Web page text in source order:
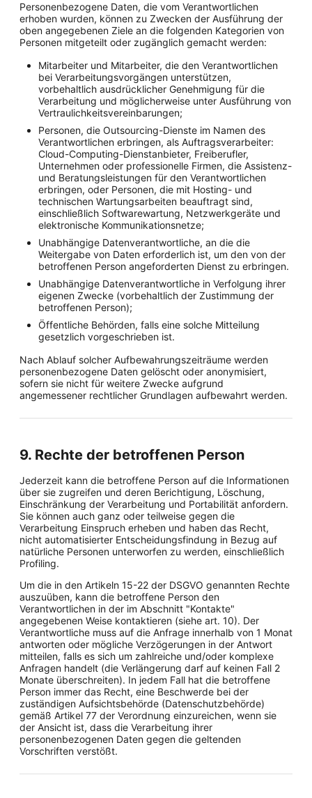
Personenbezogene Daten, die vom Verantwortlichen
erhoben wurden, können zu Zwecken der Ausführung der
oben angegebenen Ziele an die folgenden Kategorien von
Personen mitgeteilt oder zugänglich gemacht werden:
Mitarbeiter und Mitarbeiter, die den Verantwortlichen
bei Verarbeitungsvorgängen unterstützen,
vorbehaltlich ausdrücklicher Genehmigung für die
Verarbeitung und möglicherweise unter Ausführung von
Vertraulichkeitsvereinbarungen;
Personen, die Outsourcing-Dienste im Namen des
Verantwortlichen erbringen, als Auftragsverarbeiter:
Cloud-Computing-Dienstanbieter, Freiberufler,
Unternehmen oder professionelle Firmen, die Assistenz-
und Beratungsleistungen für den Verantwortlichen
erbringen, oder Personen, die mit Hosting- und
technischen Wartungsarbeiten beauftragt sind,
einschließlich Softwarewartung, Netzwerkgeräte und
elektronische Kommunikationsnetze;
Unabhängige Datenverantwortliche, an die die
Weitergabe von Daten erforderlich ist, um den von der
betroffenen Person angeforderten Dienst zu erbringen.
Unabhängige Datenverantwortliche in Verfolgung ihrer
eigenen Zwecke (vorbehaltlich der Zustimmung der
betroffenen Person);
Öffentliche Behörden, falls eine solche Mitteilung
gesetzlich vorgeschrieben ist.
Nach Ablauf solcher Aufbewahrungszeiträume werden
personenbezogene Daten gelöscht oder anonymisiert,
sofern sie nicht für weitere Zwecke aufgrund
angemessener rechtlicher Grundlagen aufbewahrt werden.
9. Rechte der betroffenen Person
Jederzeit kann die betroffene Person auf die Informationen
über sie zugreifen und deren Berichtigung, Löschung,
Einschränkung der Verarbeitung und Portabilität anfordern.
Sie können auch ganz oder teilweise gegen die
Verarbeitung Einspruch erheben und haben das Recht,
nicht automatisierter Entscheidungsfindung in Bezug auf
natürliche Personen unterworfen zu werden, einschließlich
Profiling.
Um die in den Artikeln 15-22 der DSGVO genannten Rechte
auszuüben, kann die betroffene Person den
Verantwortlichen in der im Abschnitt "Kontakte"
angegebenen Weise kontaktieren (siehe art. 10). Der
Verantwortliche muss auf die Anfrage innerhalb von 1 Monat
antworten oder mögliche Verzögerungen in der Antwort
mitteilen, falls es sich um zahlreiche und/oder komplexe
Anfragen handelt (die Verlängerung darf auf keinen Fall 2
Monate überschreiten). In jedem Fall hat die betroffene
Person immer das Recht, eine Beschwerde bei der
zuständigen Aufsichtsbehörde (Datenschutzbehörde)
gemäß Artikel 77 der Verordnung einzureichen, wenn sie
der Ansicht ist, dass die Verarbeitung ihrer
personenbezogenen Daten gegen die geltenden
Vorschriften verstößt.